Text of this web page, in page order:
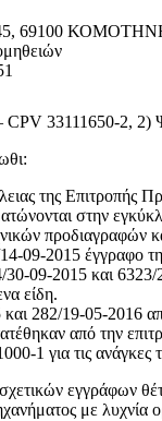
45, 69100
33111650-2, 2)
της
στην
προδιαγραφών
09-2015 έγγραφο
30-09-2015 και
είδη.
282/19-05-2016
από την
1 για τις
εγγράφων
με